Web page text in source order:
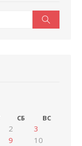
СБ ВС
2
3
9
10